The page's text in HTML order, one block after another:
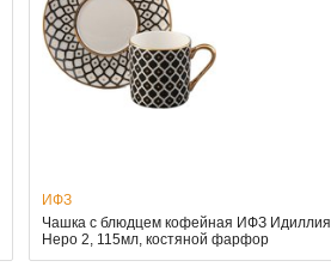
ИФЗ
Чашка с блюдцем кофейная ИФЗ Идиллия,
Неро 2, 115мл, костяной фарфор